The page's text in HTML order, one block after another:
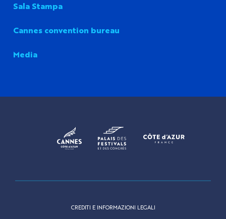
Sala Stampa
Cannes convention bureau
Media
CREDITI E INFORMAZIONI LEGALI